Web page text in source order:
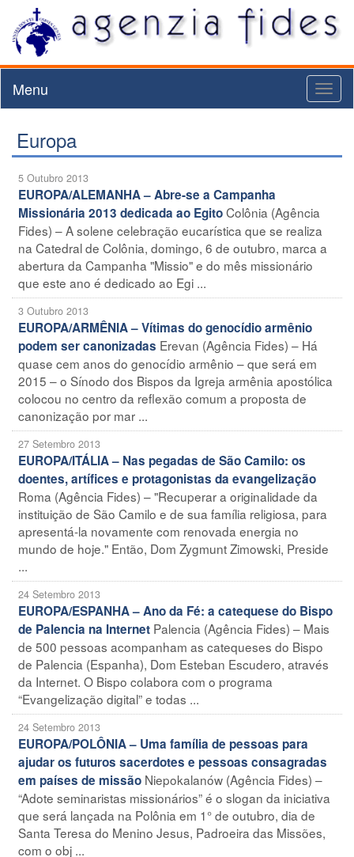
Menu
Europa
5 Outubro 2013
EUROPA/ALEMANHA – Abre-se a Campanha
Missionária 2013 dedicada ao EgitoColônia (Agência
Fides) – A solene celebração eucarística que se realiza
na Catedral de Colônia, domingo, 6 de outubro, marca a
abertura da Campanha "Missio" e do mês missionário
que este ano é dedicado ao Egi ...
3 Outubro 2013
EUROPA/ARMÊNIA – Vítimas do genocídio armênio
podem ser canonizadas Erevan (Agência Fides) – Há
quase cem anos do genocídio armênio – que será em
2015 – o Sínodo dos Bispos da Igreja armênia apostólica
colocou no centro da reflexão comum a proposta de
canonização por mar ...
27 Setembro 2013
EUROPA/ITÁLIA – Nas pegadas de São Camilo: os
doentes, artífices e protagonistas da evangelização
Roma (Agência Fides) – "Recuperar a originalidade da
instituição de São Camilo e de sua família religiosa, para
apresentá-la novamente com renovada energia no
mundo de hoje." Então, Dom Zygmunt Zimowski, Preside
...
24 Setembro 2013
EUROPA/ESPANHA – Ano da Fé: a catequese do Bispo
de Palencia na Internet Palencia (Agência Fides) – Mais
de 500 pessoas acompanham as catequeses do Bispo
de Palencia (Espanha), Dom Esteban Escudero, através
da Internet. O Bispo colabora com o programa
“Evangelização digital” e todas ...
24 Setembro 2013
EUROPA/POLÔNIA – Uma família de pessoas para
ajudar os futuros sacerdotes e pessoas consagradas
em países de missão Niepokalanów (Agência Fides) –
“Adote seminaristas missionários” é o slogan da iniciativa
que será lançada na Polônia em 1° de outubro, dia de
Santa Teresa do Menino Jesus, Padroeira das Missões,
com o obj ...